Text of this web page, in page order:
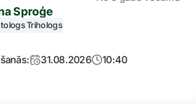
Sproģe
Trihologs
31.08.2026
10:40